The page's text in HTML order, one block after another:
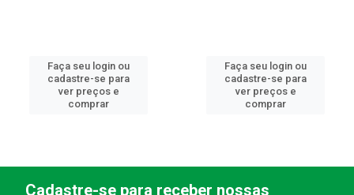
Faça seu login ou
cadastre-se para
ver preços e
comprar
Faça seu login ou
cadastre-se para
ver preços e
comprar
Cadastre-se para receber nossas